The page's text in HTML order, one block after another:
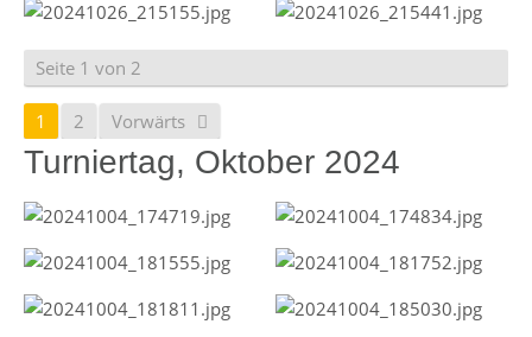
Seite 1 von 2
1 2 Vorwärts
Turniertag, Oktober 2024